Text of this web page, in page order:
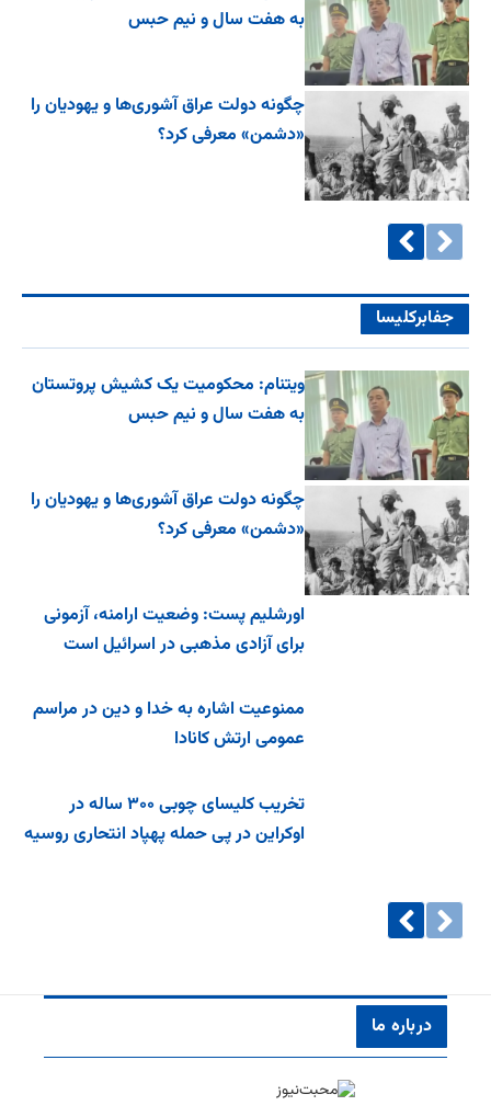
به هفت سال و نیم حبس
چگونه دولت عراق آشوری‌ها و یهودیان را
«دشمن» معرفی کرد؟
جفا‌بر‌کلیسا
ویتنام: محکومیت یک کشیش پروتستان
به هفت سال و نیم حبس
چگونه دولت عراق آشوری‌ها و یهودیان را
«دشمن» معرفی کرد؟
اورشلیم پست: وضعیت ارامنه، آزمونی
برای آزادی مذهبی در اسرائیل است
ممنوعیت اشاره به خدا و دین در مراسم
عمومی ارتش کانادا
تخریب کلیسای چوبی ۳۰۰ ساله در
اوکراین در پی حمله پهپاد انتحاری روسیه
درباره ما